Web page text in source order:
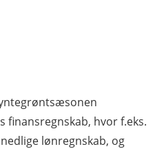
finansregnskab, hvor f.eks.
lønregnskab, og